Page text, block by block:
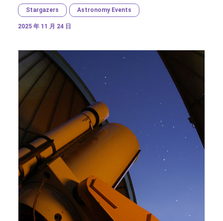
Stargazers Astronomy Events
2025 年 11 月 24 日